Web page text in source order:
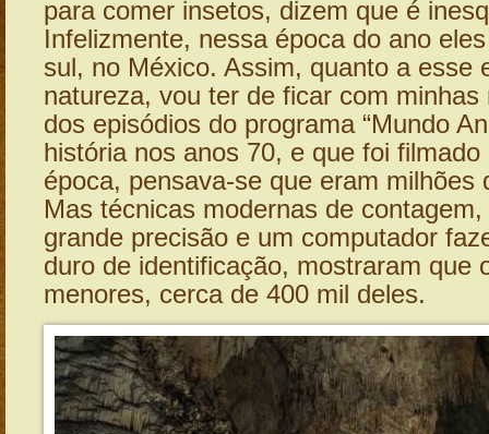
para comer insetos, dizem que é
Infelizmente, nessa época do ano
sul, no México. Assim, quanto a esse
natureza, vou ter de ficar com minhas
dos episódios do programa “Mundo
história nos anos 70, e que foi filmado
época, pensava-se que eram milhões
Mas técnicas modernas de
grande precisão e um computador
duro de identificação, mostraram que
menores, cerca de 400 mil deles.